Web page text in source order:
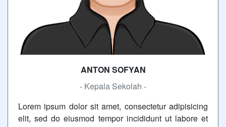
ANTON SOFYAN
- Kepala Sekolah -
Lorem ipsum dolor sit amet, consectetur adipisicing
elit, sed do eiusmod tempor incididunt ut labore et